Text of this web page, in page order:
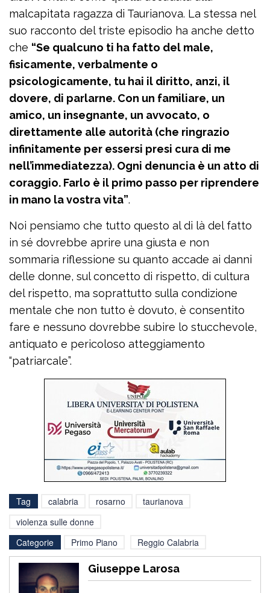
malcapitata ragazza di Taurianova. La stessa nel
suo racconto del triste episodio ha anche detto
che “Se qualcuno ti ha fatto del male,
fisicamente, verbalmente o
psicologicamente, tu hai il diritto, anzi, il
dovere, di parlarne. Con un familiare, un
amico, un insegnante, un avvocato, o
direttamente alle autorità (che ringrazio
infinitamente per essersi presi cura di me
nell’immediatezza). Ogni denuncia è un atto di
coraggio. Farlo è il primo passo per riprendere
in mano la vostra vita”.
Noi pensiamo che tutto questo al di là del fatto
in sé dovrebbe aprire una giusta e non
sommaria riflessione su quanto accade ai danni
delle donne, sul concetto di rispetto, di cultura
del rispetto, ma soprattutto sulla condizione
mentale che non tutto è dovuto, è consentito
fare e nessuno dovrebbe subire lo stucchevole,
antiquato e pericoloso atteggiamento
“patriarcale”.
Tag calabria rosarno
taurianova
violenza sulle donne
Categorie
Primo Piano Reggio Calabria
Giuseppe Larosa